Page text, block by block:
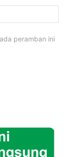
peramban ini